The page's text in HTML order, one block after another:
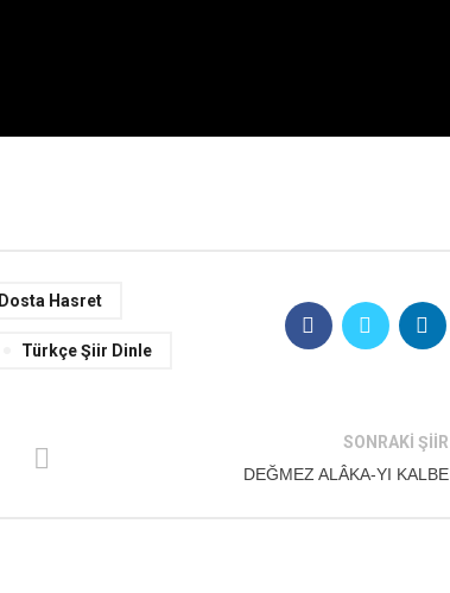
Dosta Hasret
Türkçe Şiir Dinle
SONRAKI ŞIIR
DEĞMEZ ALÂKA-YI KALBE